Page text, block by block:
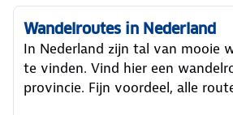
Wandelroutes in Nederland
In Nederland zijn tal van mooie
te vinden. Vind hier een
provincie. Fijn voordeel, alle